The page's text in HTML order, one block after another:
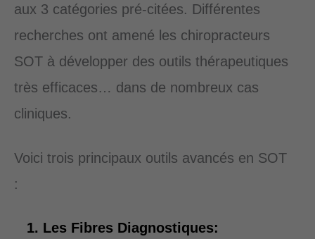
aux 3 catégories pré-citées. Différentes
recherches ont amené les chiropracteurs
SOT à développer des outils thérapeutiques
très efficaces… dans de nombreux cas
cliniques.
Voici trois principaux outils avancés en SOT
:
1. Les Fibres Diagnostiques: